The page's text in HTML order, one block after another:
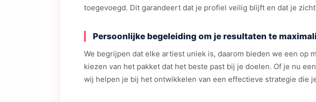
toegevoegd. Dit garandeert dat je profiel veilig blijft en dat je
Persoonlijke begeleiding om je resultaten te
We begrijpen dat elke artiest uniek is, daarom bieden we een op
kiezen van het pakket dat het beste past bij je doelen. Of je nu een
wij helpen je bij het ontwikkelen van een effectieve strategie die